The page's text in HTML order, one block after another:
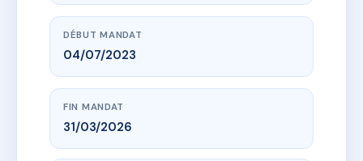
DÉBUT MANDAT
04/07/2023
FIN MANDAT
31/03/2026